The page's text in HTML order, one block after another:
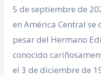
5 de septiembre de
en América Central
pesar del Hermano
conocido
el 3 de diciembre de